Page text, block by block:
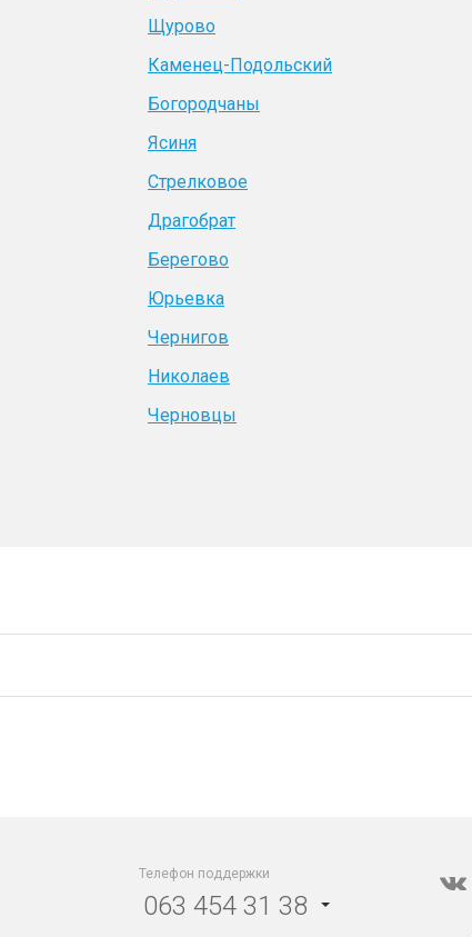
Щурово
Каменец-Подольский
Богородчаны
Ясиня
Стрелковое
Драгобрат
Берегово
Юрьевка
Чернигов
Николаев
Черновцы
Телефон поддержки
063 454 31 38